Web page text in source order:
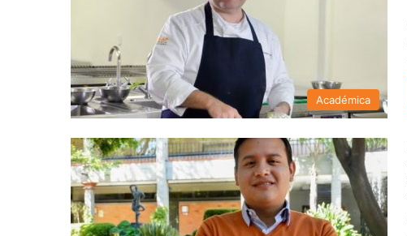
Académica